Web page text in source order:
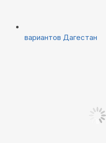
вариантов Дагестан